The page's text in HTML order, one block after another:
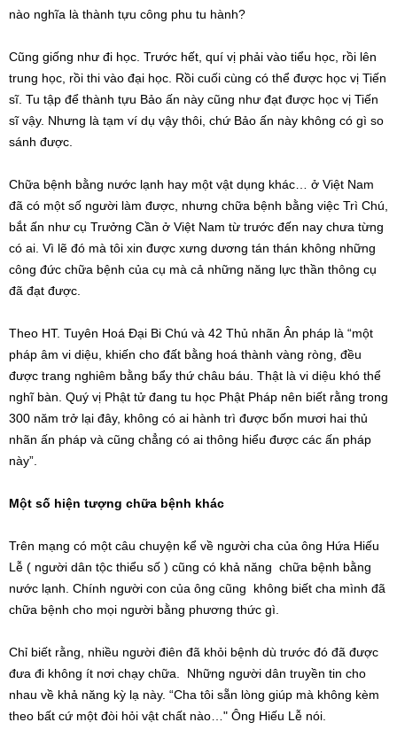
nào nghĩa là thành tựu công phu tu hành?
Cũng giống như đi học. Trước hết, quí vị phải vào tiểu học, rồi lên
trung học, rồi thi vào đại học. Rồi cuối cùng có thể được học vị Tiến
sĩ. Tu tập để thành tựu Bảo ấn này cũng như đạt được học vị Tiến
sĩ vậy. Nhưng là tạm ví dụ vậy thôi, chứ Bảo ấn này không có gì so
sánh được.
Chữa bệnh bằng nước lạnh hay một vật dụng khác… ở Việt Nam
đã có một số người làm được, nhưng chữa bệnh bằng việc Trì Chú,
bắt ấn như cụ Trưởng Cần ở Việt Nam từ trước đến nay chưa từng
có ai. Vì lẽ đó mà tôi xin được xưng dương tán thán không những
công đức chữa bệnh của cụ mà cả những năng lực thần thông cụ
đã đạt được.
Theo HT. Tuyên Hoá Đại Bi Chú và 42 Thủ nhãn Ân pháp là “một
pháp âm vi diệu, khiến cho đất bằng hoá thành vàng ròng, đều
được trang nghiêm bằng bẩy thứ châu báu. Thật là vi diệu khó thể
nghĩ bàn. Quý vị Phật tử đang tu học Phật Pháp nên biết rằng trong
300 năm trở lại đây, không có ai hành trì được bốn mươi hai thủ
nhãn ấn pháp và cũng chẳng có ai thông hiểu được các ấn pháp
này”.
Một số hiện tượng chữa bệnh khác
Trên mạng có một câu chuyện kể về người cha của ông Hứa Hiếu
Lễ ( người dân tộc thiểu số ) cũng có khả năng chữa bệnh bằng
nước lạnh. Chính người con của ông cũng không biết cha mình đã
chữa bệnh cho mọi người bằng phương thức gì.
Chỉ biết rằng, nhiều người điên đã khỏi bệnh dù trước đó đã được
đưa đi không ít nơi chạy chữa. Những người dân truyền tin cho
nhau về khả năng kỳ lạ này. “Cha tôi sẵn lòng giúp mà không kèm
theo bất cứ một đòi hỏi vật chất nào…" Ông Hiếu Lễ nói.